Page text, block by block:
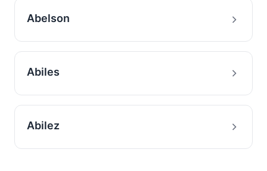
Abelson
Abiles
Abilez